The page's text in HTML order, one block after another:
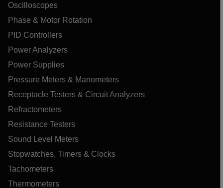
Oscilloscopes
Phase & Motor Rotation
PID Controllers
Power Analyzers
Power Supplies
Pressure Meters & Manometers
Receptacle Testers & Circuit Analyzers
Refractometers
Resistance Testers
Sound Level Meters
Stopwatches, Timers & Clocks
Tachometers
Thermometers